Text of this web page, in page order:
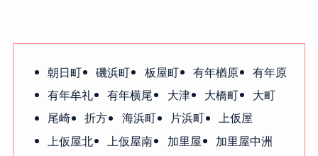
朝日町 磯浜町 板屋町 有年楢原
有年原
有年牟礼
有年横尾 大津 大橋町
大町
尾崎
折方 海浜町 片浜町
上仮屋
上仮屋北
上仮屋南 加里屋
加里屋中洲